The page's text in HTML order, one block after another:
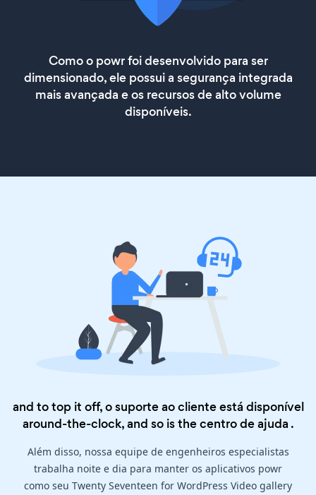
Como o powr foi desenvolvido para ser
dimensionado, ele possui a segurança integrada
mais avançada e os recursos de alto volume
disponíveis.
and to top it off, o suporte ao cliente está disponível
around-the-clock, and so is thecentro de ajuda .
Além disso, nossa equipe de engenheiros especialistas
trabalha noite e dia para manter os aplicativos powr
como seu Twenty Seventeen for WordPress Video gallery